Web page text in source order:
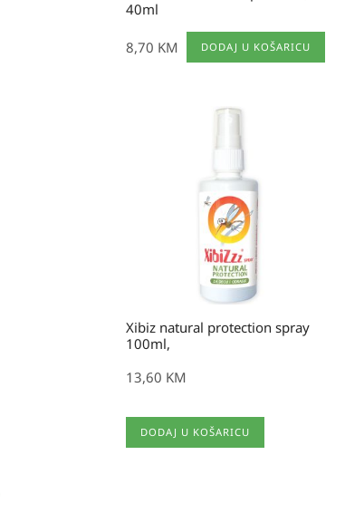
40ml
8,70 KM DODAJ U KOŠARICU
Xibiz natural protection spray
100ml,
13,60 KM
DODAJ U KOŠARICU